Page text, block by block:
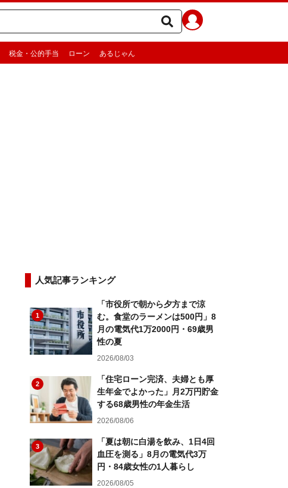
税金・公的手当 ローン あるじゃん
人気記事ランキング
1
「市役所で朝から夕方まで涼
む。食堂のラーメンは500円」8
月の電気代1万2000円・69歳男
性の夏
2026/08/03
2
「住宅ローン完済、夫婦とも厚
生年金でよかった」月2万円貯金
する68歳男性の年金生活
2026/08/06
3
「夏は朝に白湯を飲み、1日4回
血圧を測る」8月の電気代3万
円・84歳女性の1人暮らし
2026/08/05